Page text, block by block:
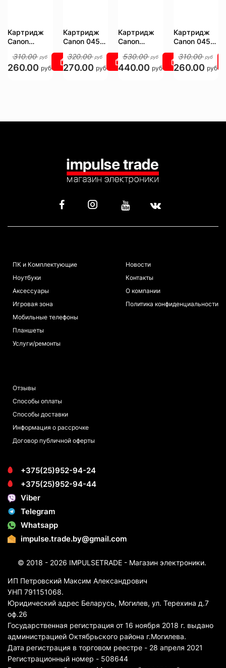
Картридж
Canon
[1242C002AA]
310.00 руб
260.00 руб
Картридж
Canon 045C
320.00 руб
270.00 руб
Картридж
Canon
[1245C002]
530.00 руб
440.00 руб
Картридж
Canon 045M
310.00 руб
260.00 руб
ПК и Комплектующие
Ноутбуки
Аксессуары
Игровая зона
Мобильные телефоны
Планшеты
Услуги/ремонты
Новости
Контакты
О компании
Политика конфиденциальности
Отзывы
Способы оплаты
Способы доставки
Информация о рассрочке
Договор публичной оферты
+375(25)952-94-24
+375(25)952-94-44
Viber
Telegram
Whatsapp
impulse.trade.by@gmail.com
© 2018 - 2026 IMPULSETRADE - Магазин электроники.
ИП Петровский Максим Александрович
УНП 791151068.
Юридический адрес Беларусь, Могилев, ул. Терехина д.7
оф.26
Государственная регистрация от 16 ноября 2018 г. выдано
администрацией Октябрьского района г.Могилева.
Дата регистрация в торговом реестре - 28 апреля 2021
Регистрационный номер - 508644